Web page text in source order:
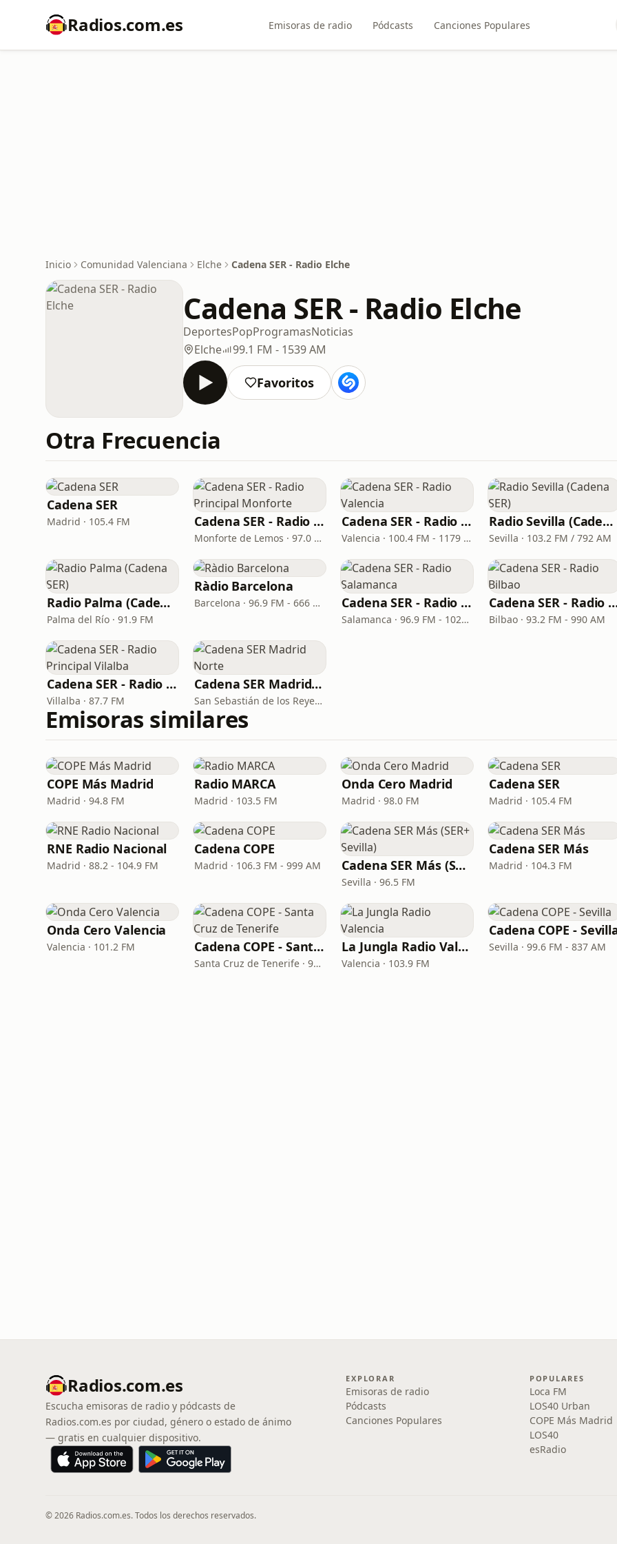
Radios.com.es Emisoras de radio Pódcasts Canciones Populares
Inicio Comunidad Valenciana Elche Cadena SER - Radio Elche
Cadena SER - Radio Elche
DeportesPopProgramasNoticias
Elche
99.1 FM - 1539 AM
Favoritos
Otra Frecuencia
Cadena SER
Madrid · 105.4 FM Cadena SER - Radio Principal Monforte
Monforte de Lemos · 97.0 FM
Cadena SER - Radio Valencia
Valencia · 100.4 FM - 1179 AM
Radio Sevilla (Cadena SER)
Sevilla · 103.2 FM / 792 AM
Radio Palma (Cadena SER)
Palma del Río · 91.9 FM
Ràdio Barcelona
Barcelona · 96.9 FM - 666 AM Cadena SER - Radio Salamanca
Salamanca · 96.9 FM - 1026 AM
Cadena SER -
Bilbao · 93.2 FM - 990 AM
Cadena SER - Radio Principal Vilalba
Villalba · 87.7 FM
Cadena SER Madrid Norte
San Sebastián de los Reyes · 89.6 FM
Emisoras similares
COPE Más Madrid
Madrid · 94.8 FM
Radio MARCA
Madrid · 103.5 FM
Onda Cero Madrid
Madrid · 98.0 FM
Cadena SER
Madrid · 105.4 FM
RNE Radio Nacional
Madrid · 88.2 - 104.9 FM
Cadena COPE
Madrid · 106.3 FM - 999 AM Cadena SER Más (SER+ Sevilla)
Sevilla · 96.5 FM
Cadena SER Más
Madrid · 104.3 FM
Onda Cero Valencia
Valencia · 101.2 FM Cadena COPE - Santa Cruz de Tenerife
Santa Cruz de Tenerife · 97.1 FM - 882 AM
La Jungla Radio Valencia
Valencia · 103.9 FM
Cadena COPE -
Sevilla · 99.6 FM - 837 AM
Radios.com.es
Escucha emisoras de radio y pódcasts de
Radios.com.es por ciudad, género o estado de ánimo
— gratis en cualquier dispositivo.
EXPLORAR
Emisoras de radio
Pódcasts
Canciones Populares
POPULARES
Loca FM
LOS40 Urban
COPE Más Madrid
LOS40
esRadio
© 2026 Radios.com.es. Todos los derechos reservados.